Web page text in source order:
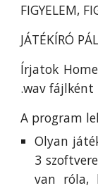
FIGYELEM,
JÁTÉKÍRÓ
Írjatok
.wav
A program
Olyan
3
van róla,